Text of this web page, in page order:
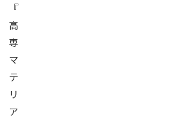
『
高
専
マ
テ
リ
ア